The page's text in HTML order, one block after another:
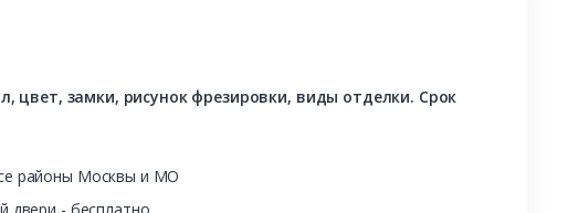
замки, рисунок фрезировки, виды отделки. Срок
районы Москвы и МО